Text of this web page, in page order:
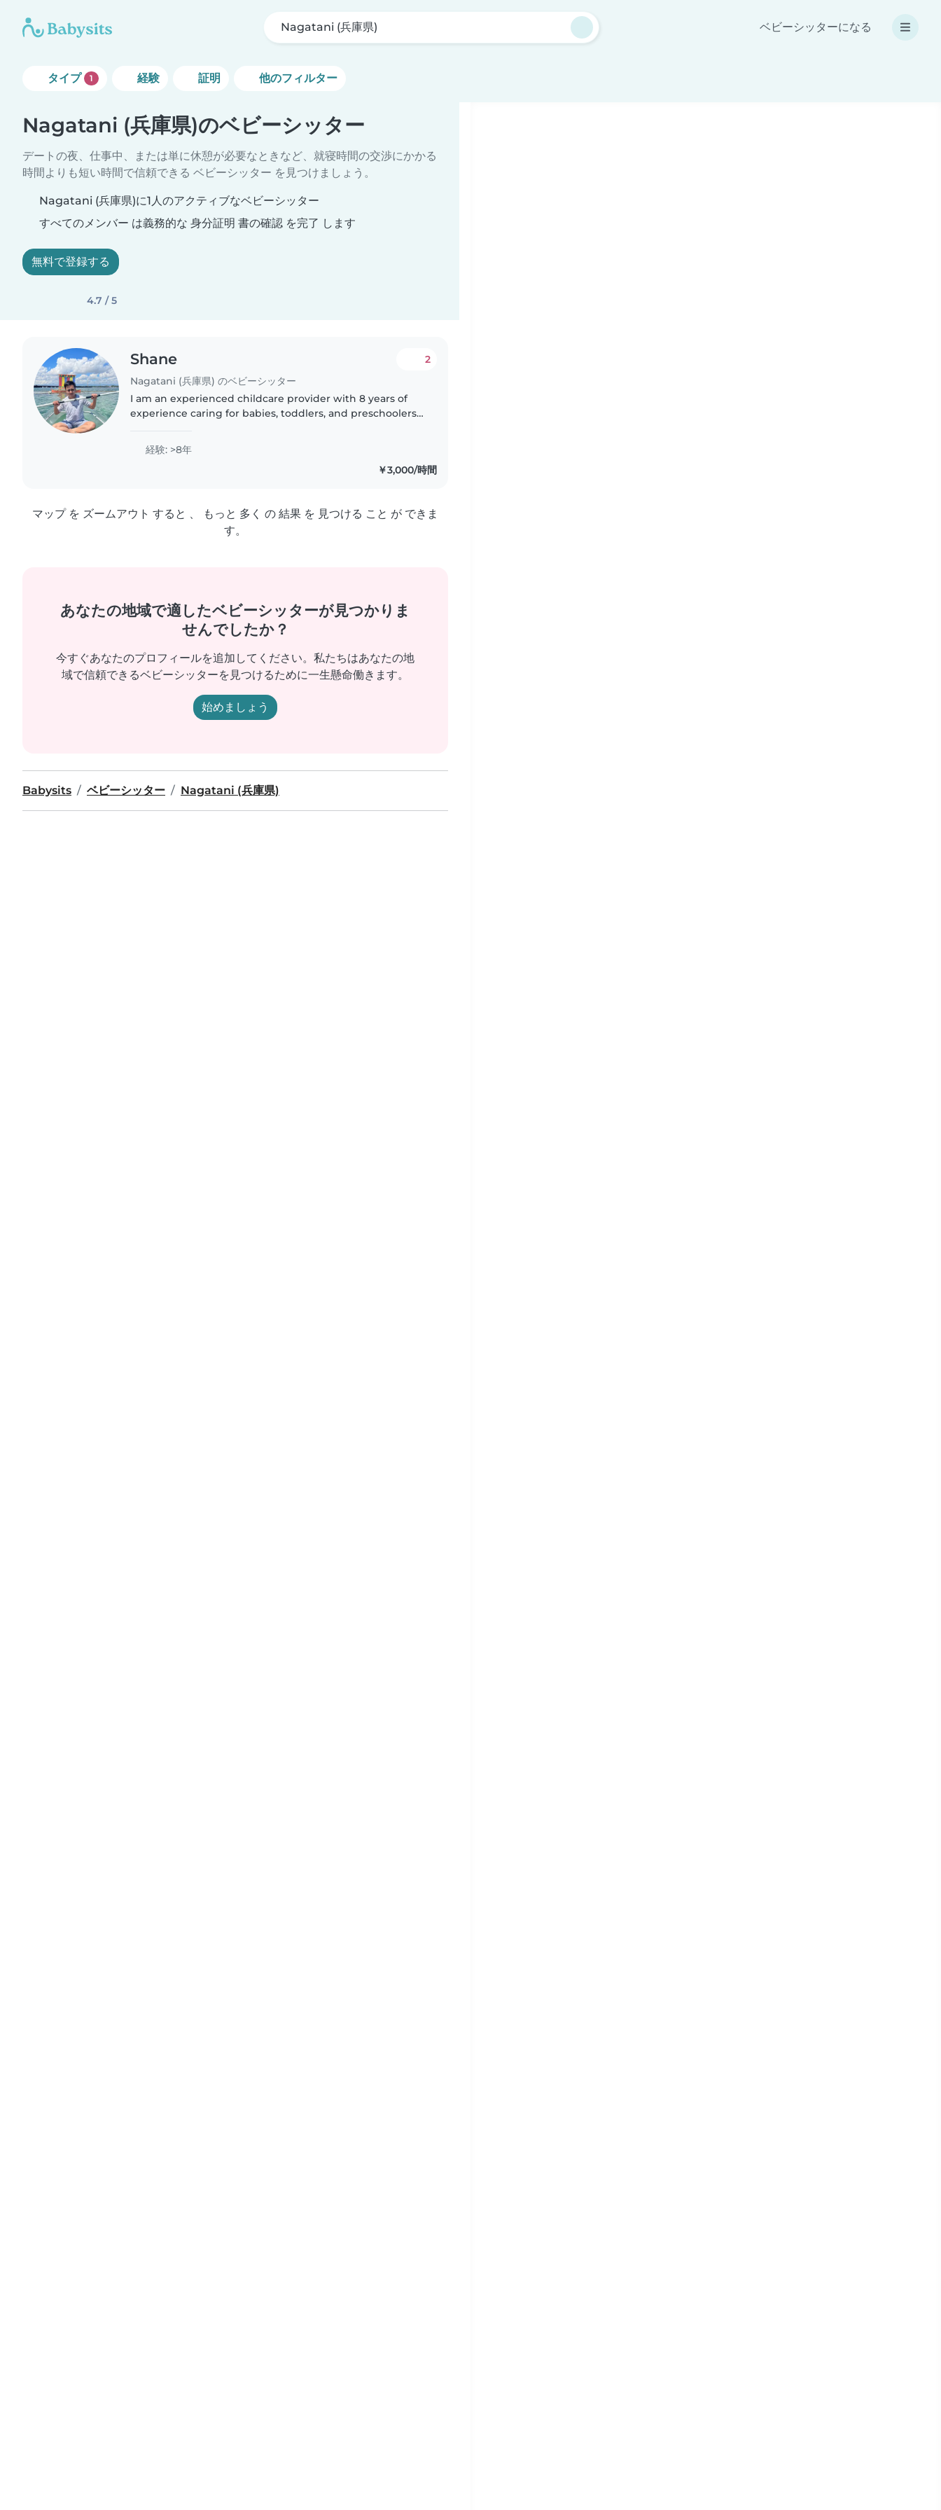
Nagatani (兵庫県) ベビーシッターになる
タイプ 1 経験 証明 他のフィルター
Nagatani (兵庫県)のベビーシッター
デートの夜、仕事中、または単に休憩が必要なときなど、就寝時間の交渉にかかる
時間よりも短い時間で信頼できる ベビーシッター を見つけましょう。
Nagatani (兵庫県)に1人のアクティブなベビーシッター
すべてのメンバー は義務的な 身分証明 書の確認 を完了 します
無料で登録する
4.7 / 5
Shane
Nagatani (兵庫県) のベビーシッター
2
I am an experienced childcare provider with 8 years of
experience caring for babies, toddlers, and preschoolers.
finding a trustworthy..
経験: >8年
￥3,000/時間
マップ を ズームアウト すると 、 もっと 多く の 結果 を 見つける こと が できま
す。
あなたの地域で適したベビーシッターが見つかりま
せんでしたか？
今すぐあなたのプロフィールを追加してください。私たちはあなたの地
域で信頼できるベビーシッターを見つけるために一生懸命働きます。
始めましょう
Babysits ベビーシッター Nagatani (兵庫県)